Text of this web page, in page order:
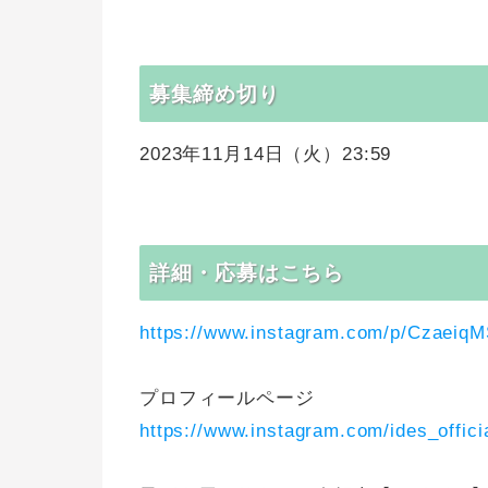
募集締め切り
2023年11月14日（火）23:59
詳細・応募はこちら
https://www.instagram.com/p/
プロフィールページ
https://www.instagram.com/